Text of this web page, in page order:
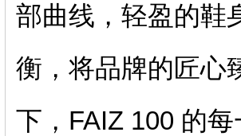
部曲线，轻盈的鞋
衡，将品牌的匠心
下，FAIZ 100 的